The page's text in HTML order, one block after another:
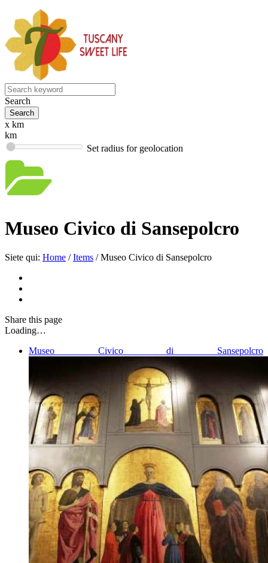
Search
x km
km
Set radius for geolocation
Museo Civico di Sansepolcro
Siete qui: Home / Items / Museo Civico di Sansepolcro
Share this page
Loading…
Museo Civico di Sansepolcro